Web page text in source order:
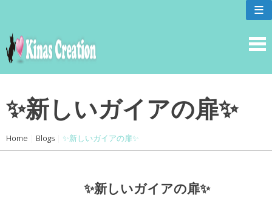
content
≡
✨新しいガイアの扉✨
Home Blogs ✨新しいガイアの扉✨
✨新しいガイアの扉✨